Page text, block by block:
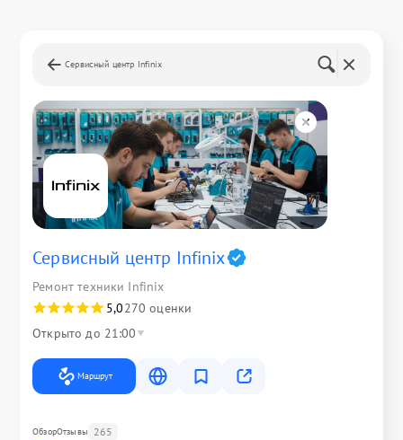
Сервисный центр Infinix
Сервисный центр Infinix
Ремонт техники Infinix
5,0270 оценки
Открыто до 21:00
Маршрут
ОбзорОтзывы 265